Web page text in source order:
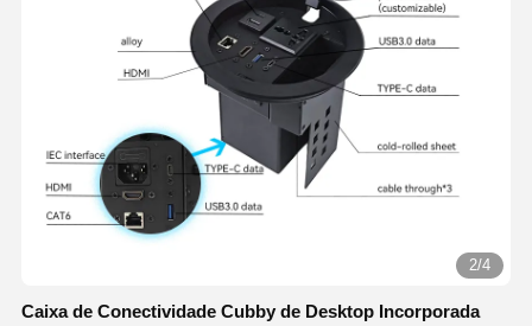
2/4
Caixa de Conectividade Cubby de Desktop Incorporada